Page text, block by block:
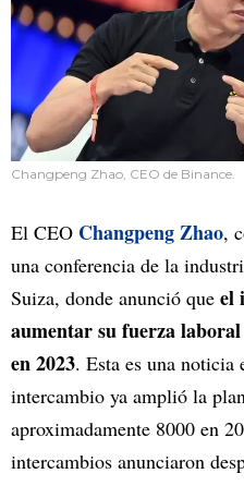
Changpeng Zhao, CEO de Binance.
El CEO Changpeng Zhao,
una conferencia de la
Suiza, donde anunció que el
aumentar su fuerza
en 2023. Esta es una noticia
intercambio ya amplió la
aproximadamente 8000 en
intercambios anunciaron